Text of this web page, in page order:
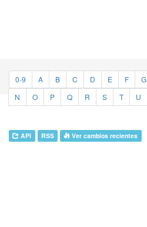
0-9 A B C D E F G
N
O P Q R S T U
API RSS Ver cambios recientes